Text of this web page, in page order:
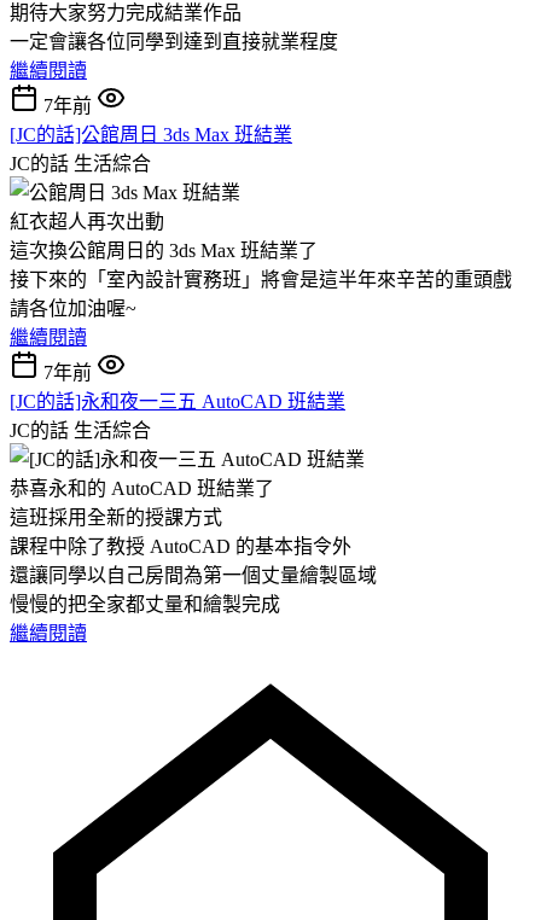
期待大家努力完成結業作品
一定會讓各位同學到達到直接就業程度
繼續閱讀
7年前
[JC的話]公館周日 3ds Max 班結業
JC的話 生活綜合
紅衣超人再次出動
這次換公館周日的 3ds Max 班結業了
接下來的「室內設計實務班」將會是這半年來辛苦的重頭戲
請各位加油喔~
繼續閱讀
7年前
[JC的話]永和夜一三五 AutoCAD 班結業
JC的話 生活綜合
恭喜永和的 AutoCAD 班結業了
這班採用全新的授課方式
課程中除了教授 AutoCAD 的基本指令外
還讓同學以自己房間為第一個丈量繪製區域
慢慢的把全家都丈量和繪製完成
繼續閱讀